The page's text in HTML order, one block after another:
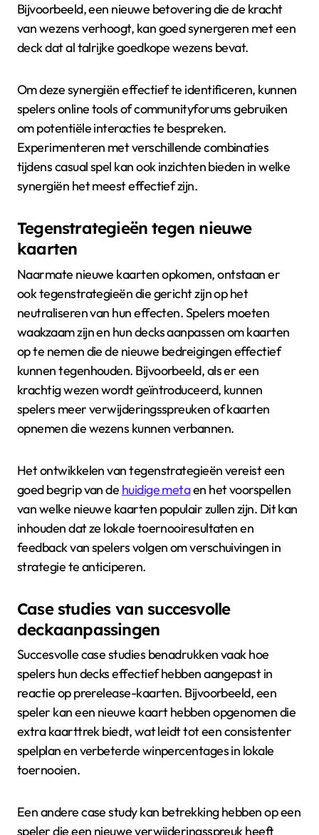
Bijvoorbeeld, een nieuwe betovering die de kracht
van wezens verhoogt, kan goed synergeren met een
deck dat al talrijke goedkope wezens bevat.
Om deze synergiën effectief te identificeren, kunnen
spelers online tools of communityforums gebruiken
om potentiële interacties te bespreken.
Experimenteren met verschillende combinaties
tijdens casual spel kan ook inzichten bieden in welke
synergiën het meest effectief zijn.
Tegenstrategieën tegen nieuwe
kaarten
Naarmate nieuwe kaarten opkomen, ontstaan er
ook tegenstrategieën die gericht zijn op het
neutraliseren van hun effecten. Spelers moeten
waakzaam zijn en hun decks aanpassen om kaarten
op te nemen die de nieuwe bedreigingen effectief
kunnen tegenhouden. Bijvoorbeeld, als er een
krachtig wezen wordt geïntroduceerd, kunnen
spelers meer verwijderingsspreuken of kaarten
opnemen die wezens kunnen verbannen.
Het ontwikkelen van tegenstrategieën vereist een
goed begrip van de huidige metaen het voorspellen
van welke nieuwe kaarten populair zullen zijn. Dit kan
inhouden dat ze lokale toernooiresultaten en
feedback van spelers volgen om verschuivingen in
strategie te anticiperen.
Case studies van succesvolle
deckaanpassingen
Succesvolle case studies benadrukken vaak hoe
spelers hun decks effectief hebben aangepast in
reactie op prerelease-kaarten. Bijvoorbeeld, een
speler kan een nieuwe kaart hebben opgenomen die
extra kaarttrek biedt, wat leidt tot een consistenter
spelplan en verbeterde winpercentages in lokale
toernooien.
Een andere case study kan betrekking hebben op een
speler die een nieuwe verwijderingsspreuk heeft